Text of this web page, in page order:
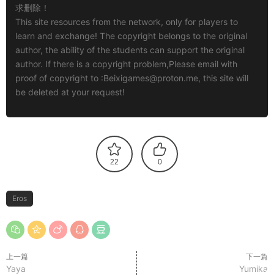
求删除！
This site resources from the network, only for players to
learn and exchange! The copyright belongs to the original
author, the ability of the students can support the original
author. If there is a copyright problem,Please email with
proof of copyright to :Beixigames@proton.me, this site will
be deleted at your request!
22 0
Eros
上一篇
Yaya
下一篇
Yumika